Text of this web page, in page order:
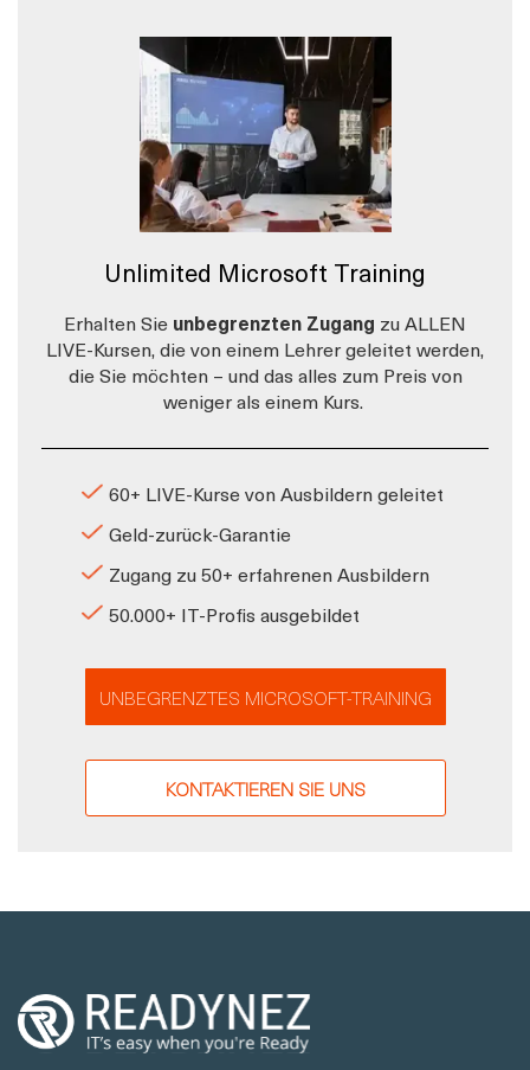
Unlimited Microsoft Training
Erhalten Sie unbegrenzten Zugang zu ALLEN
LIVE-Kursen, die von einem Lehrer geleitet werden,
die Sie möchten – und das alles zum Preis von
weniger als einem Kurs.
60+ LIVE-Kurse von Ausbildern geleitet
Geld-zurück-Garantie
Zugang zu 50+ erfahrenen Ausbildern
50.000+ IT-Profis ausgebildet
UNBEGRENZTES MICROSOFT-TRAINING
KONTAKTIEREN SIE UNS